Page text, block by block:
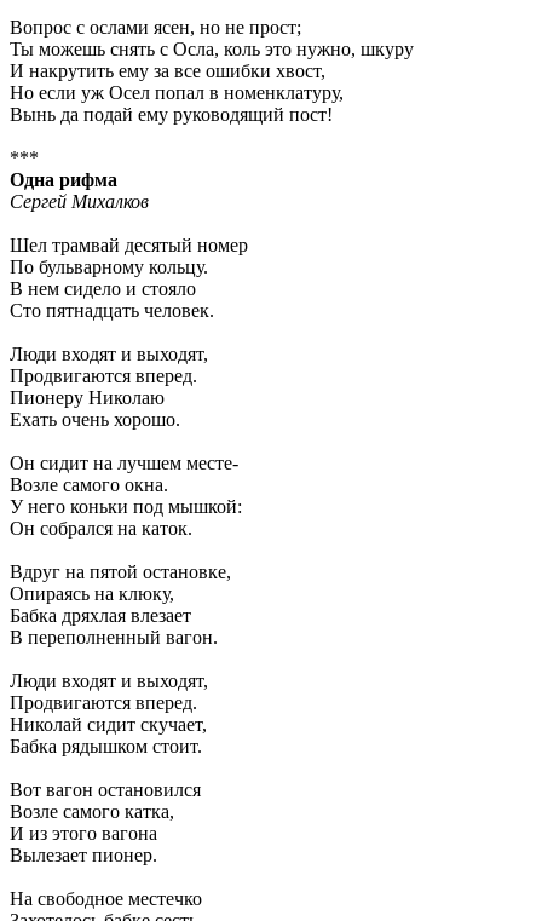
Вопрос с ослами ясен, но не прост;
Ты можешь снять с Осла, коль это нужно, шкуру
И накрутить ему за все ошибки хвост,
Но если уж Осел попал в номенклатуру,
Вынь да подай ему руководящий пост!
***
Одна рифма
Сергей Михалков
Шел трамвай десятый номер
По бульварному кольцу.
В нем сидело и стояло
Сто пятнадцать человек.
Люди входят и выходят,
Продвигаются вперед.
Пионеру Николаю
Ехать очень хорошо.
Он сидит на лучшем месте-
Возле самого окна.
У него коньки под мышкой:
Он собрался на каток.
Вдруг на пятой остановке,
Опираясь на клюку,
Бабка дряхлая влезает
В переполненный вагон.
Люди входят и выходят,
Продвигаются вперед.
Николай сидит скучает,
Бабка рядышком стоит.
Вот вагон остановился
Возле самого катка,
И из этого вагона
Вылезает пионер.
На свободное местечко